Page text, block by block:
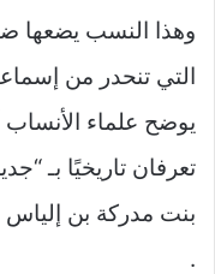
وهذا النسب يضعها
التي تنحدر من
يوضح علماء الأنساب
تعرفان تاريخيًا بـ
بنت مدركة بن
.